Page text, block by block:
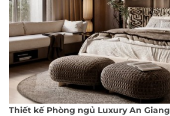
Thiết kế Phòng ngủ Luxury An Giang